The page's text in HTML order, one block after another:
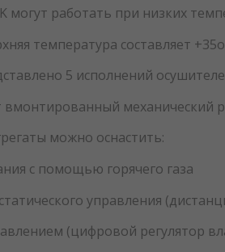
могут работать при низких
температура составляет
5 исполнений
механический
можно оснастить:
с помощью горячего газа
управления
(цифровой регулятор